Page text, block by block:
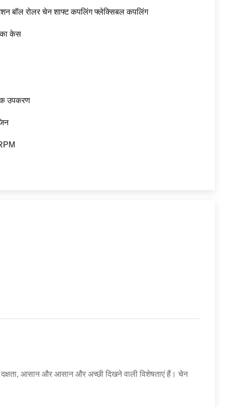
बॉल रोलर चेन शाफ्ट कपलिंग फ्लेक्सिबल कपलिंग
केस
उपकरण
आसान और आसान और अच्छी दिखने वाली विशेषताएं हैं। चेन